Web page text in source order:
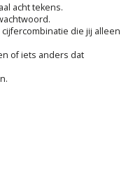
acht tekens.
die jij alleen
of iets anders dat